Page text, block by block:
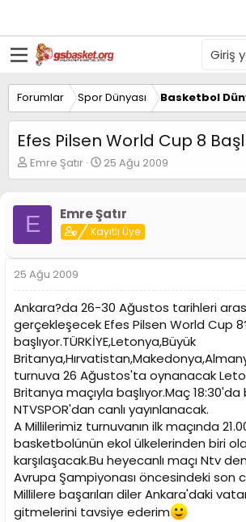
Giriş
Forumlar Spor Dünyası Basketbol
Efes Pilsen World Cup 8
K
o
u
y
u
B
a
ş
l
a
t
a
n
Emre Şatır
B
a
a
n
ı
t
a
r
i
h
i
25 Ağu 2009
E Emre Şatır
Kayıtlı Üye
25 Ağu 2009
Ankara?da 26-30 Ağustos tarihleri
gerçekleşecek Efes Pilsen World Cup
başlıyor.TÜRKİYE,Letonya,Büyük
turnuva 26 Ağustos'ta oynanacak
Britanya maçıyla başlıyor.Maç
NTVSPOR'dan canlı yayınlanacak.
A Millilerimiz turnuvanın ilk maçında
basketbolünün ekol ülkelerinden biri
karşılaşacak.Bu heyecanlı maçı Ntv
Avrupa Şampiyonası öncesindeki son
Millilere başarıları diler Ankara'daki
gitmelerini tavsiye ederim